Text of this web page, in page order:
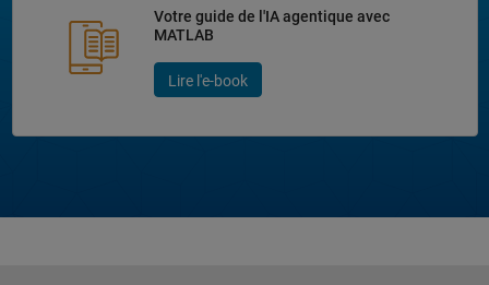
Votre guide de l'IA agentique avec
MATLAB
Lire l'e-book